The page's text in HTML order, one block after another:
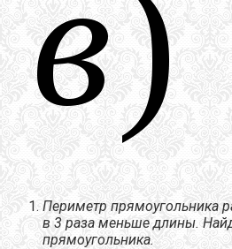
Периметр прямоугольника
в 3 раза меньше длины.
прямоугольника.